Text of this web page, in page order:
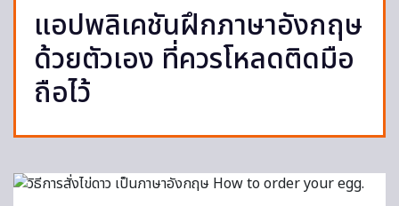
แอปพลิเคชันฝึกภาษาอังกฤษ
ด้วยตัวเอง ที่ควรโหลดติดมือ
ถือไว้